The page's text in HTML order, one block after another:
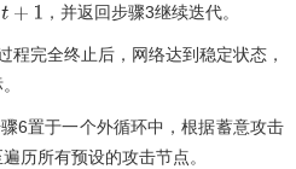
1 ，并返回步骤3继续迭代。
程完全终止后，网络达到稳定状态，
6置于一个外循环中，根据蓄意攻击
历所有预设的攻击节点。